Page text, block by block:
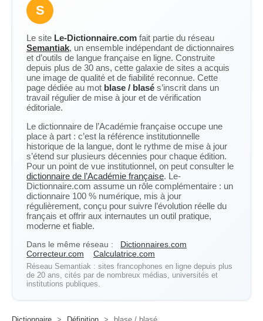
S
Le site Le-Dictionnaire.com fait partie du réseau
Semantiak, un ensemble indépendant de dictionnaires
et d’outils de langue française en ligne. Construite
depuis plus de 30 ans, cette galaxie de sites a acquis
une image de qualité et de fiabilité reconnue. Cette
page dédiée au mot blase / blasé s’inscrit dans un
travail régulier de mise à jour et de vérification
éditoriale.
Le dictionnaire de l’Académie française occupe une
place à part : c’est la référence institutionnelle
historique de la langue, dont le rythme de mise à jour
s’étend sur plusieurs décennies pour chaque édition.
Pour un point de vue institutionnel, on peut consulter le
dictionnaire de l’Académie française. Le-
Dictionnaire.com assume un rôle complémentaire : un
dictionnaire 100 % numérique, mis à jour
régulièrement, conçu pour suivre l’évolution réelle du
français et offrir aux internautes un outil pratique,
moderne et fiable.
Dans le même réseau :
Dictionnaires.com
Correcteur.com
Calculatrice.com
Réseau Semantiak : sites francophones en ligne depuis plus
de 20 ans, cités par de nombreux médias, universités et
institutions publiques.